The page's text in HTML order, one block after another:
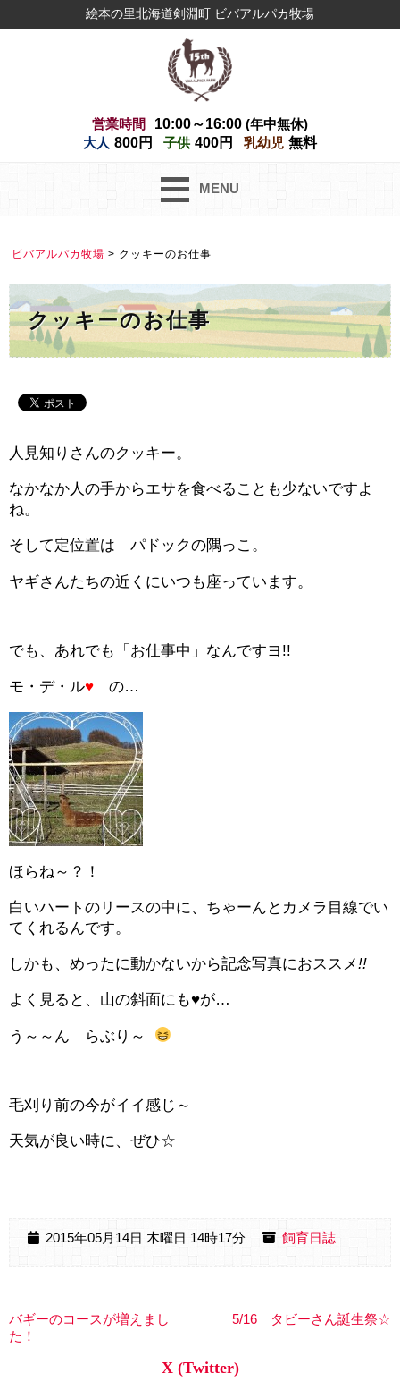
絵本の里北海道剣淵町 ビバアルパカ牧場
営業時間 10:00～16:00 (年中無休)
大人 800円 子供 400円 乳幼児 無料
MENU
ビバアルパカ牧場 > クッキーのお仕事
クッキーのお仕事
人見知りさんのクッキー。
なかなか人の手からエサを食べることも少ないですよ
ね。
そして定位置は パドックの隅っこ。
ヤギさんたちの近くにいつも座っています。
でも、あれでも「お仕事中」なんですヨ!!
モ・デ・ル♥ の…
ほらね～？！
白いハートのリースの中に、ちゃーんとカメラ目線でい
てくれるんです。
しかも、めったに動かないから記念写真におススメ!!
よく見ると、山の斜面にも♥が…
う～～ん らぶり～
毛刈り前の今がイイ感じ～
天気が良い時に、ぜひ☆
2015年05月14日 木曜日 14時17分 飼育日誌
バギーのコースが増えまし
た！
5/16 タビーさん誕生祭☆
X (Twitter)